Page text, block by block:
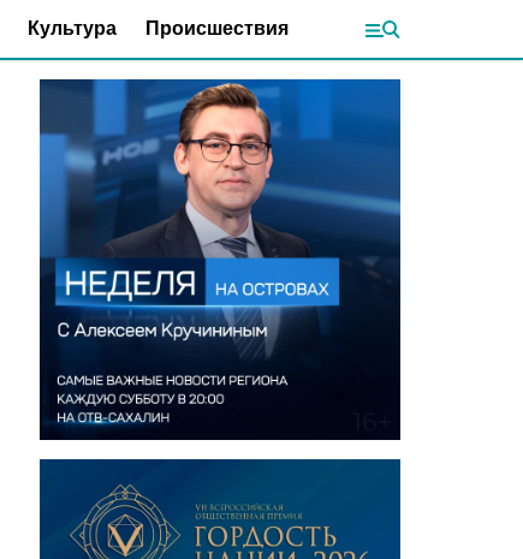
Культура Происшествия